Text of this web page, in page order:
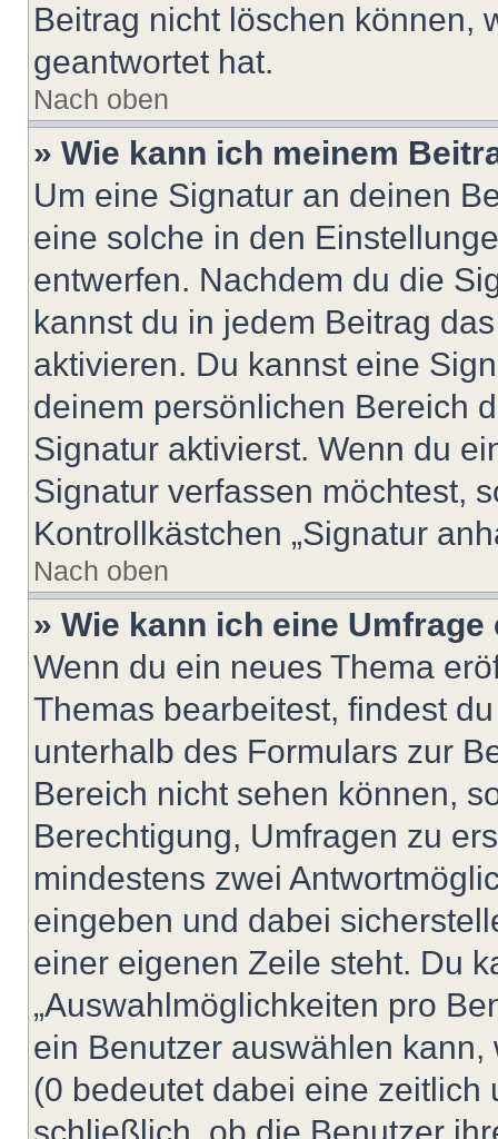
Beitrag nicht löschen können,
geantwortet hat.
Nach oben
» Wie kann ich meinem
Um eine Signatur an deinen
eine solche in den
entwerfen. Nachdem du die
kannst du in jedem Beitrag
aktivieren. Du kannst eine
deinem persönlichen Bereich
Signatur aktivierst. Wenn du
Signatur verfassen möchtest,
Kontrollkästchen „Signatur
Nach oben
» Wie kann ich eine
Wenn du ein neues Thema
Themas bearbeitest, findest
unterhalb des Formulars zur
Bereich nicht sehen können,
Berechtigung, Umfragen zu
mindestens zwei
eingeben und dabei
einer eigenen Zeile steht. Du
„Auswahlmöglichkeiten pro
ein Benutzer auswählen
(0 bedeutet dabei eine zeitlich